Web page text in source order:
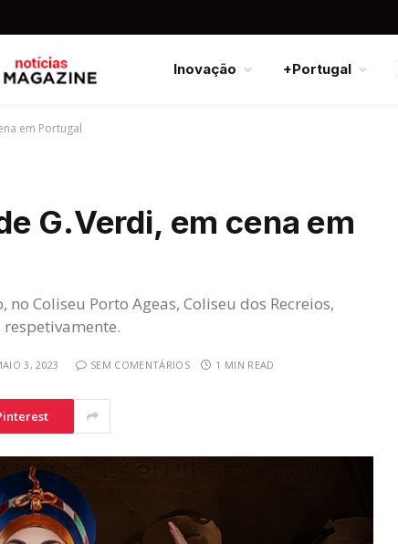
Inovação +Portugal
em Portugal
G.Verdi, em cena em
Coliseu Porto Ageas, Coliseu dos Recreios,
respetivamente.
3, 2023 SEM COMENTÁRIOS 1 MIN READ